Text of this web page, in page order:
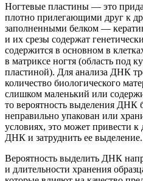
Ногтевые пластины — это
плотно прилегающими друг к
заполненными белком —
и их срезы содержат
содержится в основном в
в матриксе ногтя (область под
пластиной). Для анализа ДНК
количество биологического
слишком маленький или
то вероятность выделения ДНК
неправильно упакован или
условиях, это может привести к
ДНК и затруднить ее выделение.
Вероятность выделить ДНК
и длительности хранения